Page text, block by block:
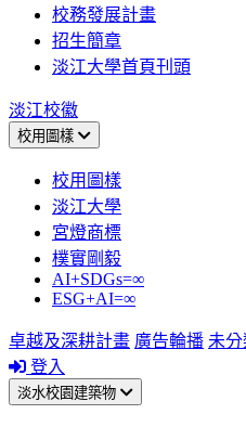
校務發展計畫
招生簡章
淡江大學首頁刊頭
淡江校徽
校用圖樣
校用圖樣
淡江大學
宮燈商標
樸實剛毅
AI+SDGs=∞
ESG+AI=∞
卓越及深耕計畫 廣告輪播 未分
登入
淡水校園建築物